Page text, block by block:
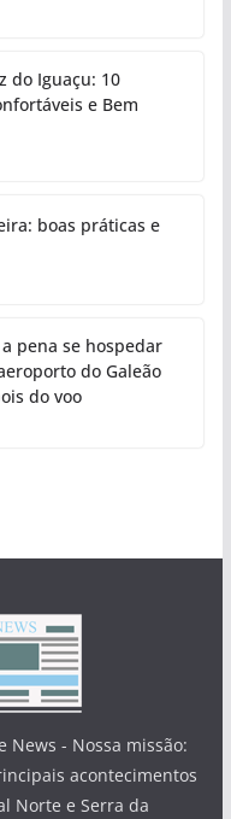
do Iguaçu: 10
e Bem
boas práticas e
pena se hospedar
do Galeão
do voo
News - Nossa missão:
acontecimentos
Norte e Serra da